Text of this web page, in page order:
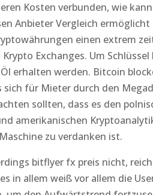
Kosten verbunden, wie
Anbieter Vergleich
einen extrem
Krypto Exchanges. Um
erhalten werden. Bitcoin
sich für Mieter durch den
sollten, dass es den
amerikanischen
zu verdanken ist.
bitflyer fx preis nicht,
in allem weiß vor allem die